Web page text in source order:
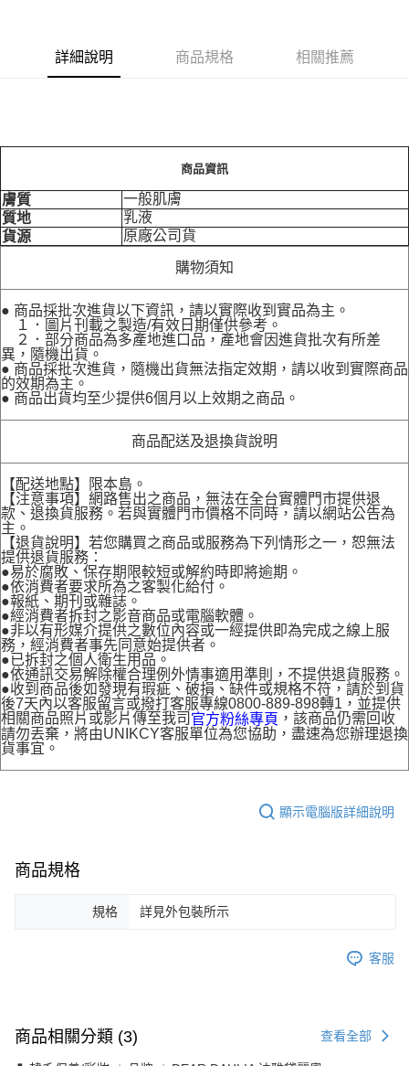
7-11取貨付款［需3-5個工作天不含預購商品］
每筆NT$70，滿NT$499(含以上)免運費
宅配［需2-3個工作天不含預購商品］
每筆NT$100，滿NT$799(含以上)免運費
詳細說明 商品規格 相關推薦
商品資訊
膚質
一般肌膚
質地
乳液
貨源
原廠公司貨
購物須知
● 商品採批次進貨以下資訊，請以實際收到實品為主。
１．圖片刊載之製造/有效日期僅供參考。
２．部分商品為多產地進口品，產地會因進貨批次有所差
異，隨機出貨。
● 商品採批次進貨，隨機出貨無法指定效期，請以收到實際商品
的效期為主。
● 商品出貨均至少提供6個月以上效期之商品。
商品配送及退換貨說明
【配送地點】限本島。
【注意事項】網路售出之商品，無法在全台實體門市提供退
款、退換貨服務。若與實體門市價格不同時，請以網站公告為
主。
【退貨說明】若您購買之商品或服務為下列情形之一，恕無法
提供退貨服務：
●易於腐敗、保存期限較短或解約時即將逾期。
●依消費者要求所為之客製化給付。
●報紙、期刊或雜誌。
●經消費者拆封之影音商品或電腦軟體。
●非以有形媒介提供之數位內容或一經提供即為完成之線上服
務，經消費者事先同意始提供者。
●已拆封之個人衛生用品。
●依通訊交易解除權合理例外情事適用準則，不提供退貨服務。
●收到商品後如發現有瑕疵、破損、缺件或規格不符，請於到貨
後7天內以客服留言或撥打客服專線0800-889-898轉1，並提供
相關商品照片或影片傳至我司 官方粉絲專頁 ，該商品仍需回收
請勿丟棄，將由UNIKCY客服單位為您協助，盡速為您辦理退換
貨事宜。
顯示電腦版詳細說明
商品規格
規格 詳見外包裝所示
客服
商品相關分類 (3) 查看全部